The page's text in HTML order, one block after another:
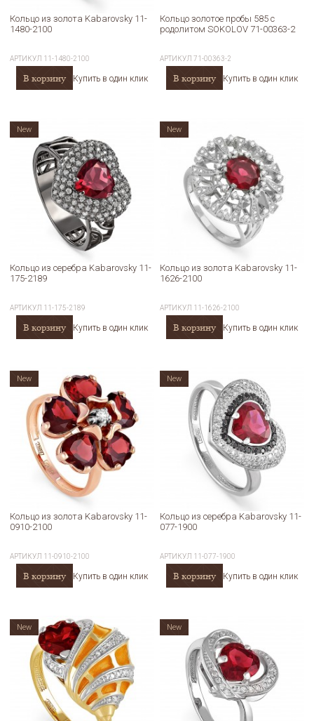
Кольцо из золота Kabarovsky 11-
1480-2100
АРТИКУЛ 11-1480-2100
В корзину Купить в один клик
Кольцо золотое пробы 585 с
родолитом SOKOLOV 71-00363-2
АРТИКУЛ71-00363-2
В корзину Купить в один клик
Кольцо из серебра Kabarovsky 11-
175-2189
АРТИКУЛ 11-175-2189
В корзину Купить в один клик
New
Кольцо из золота Kabarovsky 11-
1626-2100
АРТИКУЛ 11-1626-2100
В корзину Купить в один клик
New
Кольцо из золота Kabarovsky 11-
0910-2100
АРТИКУЛ 11-0910-2100
В корзину Купить в один клик
New
Кольцо из серебра Kabarovsky 11-
077-1900
АРТИКУЛ 11-077-1900
В корзину Купить в один клик
New
New New